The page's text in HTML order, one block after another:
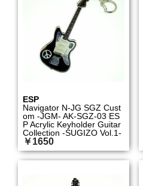
ESP
Navigator N-JG SGZ Cust
om -JGM- AK-SGZ-03 ES
P Acrylic Keyholder Guitar
Collection -SUGIZO Vol.1-
￥1650